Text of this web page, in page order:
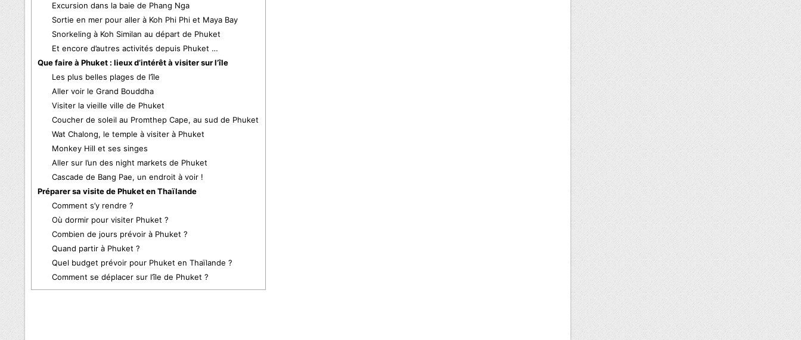
Excursion dans la baie de Phang Nga
Sortie en mer pour aller à Koh Phi Phi et Maya Bay
Snorkeling à Koh Similan au départ de Phuket
Et encore d’autres activités depuis Phuket …
Que faire à Phuket : lieux d’intérêt à visiter sur l’île
Les plus belles plages de l’île
Aller voir le Grand Bouddha
Visiter la vieille ville de Phuket
Coucher de soleil au Promthep Cape, au sud de Phuket
Wat Chalong, le temple à visiter à Phuket
Monkey Hill et ses singes
Aller sur l’un des night markets de Phuket
Cascade de Bang Pae, un endroit à voir !
Préparer sa visite de Phuket en Thaïlande
Comment s’y rendre ?
Où dormir pour visiter Phuket ?
Combien de jours prévoir à Phuket ?
Quand partir à Phuket ?
Quel budget prévoir pour Phuket en Thaïlande ?
Comment se déplacer sur l’île de Phuket ?